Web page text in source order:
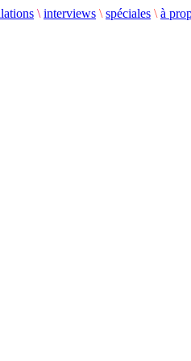
\ interviews \ spéciales \ à